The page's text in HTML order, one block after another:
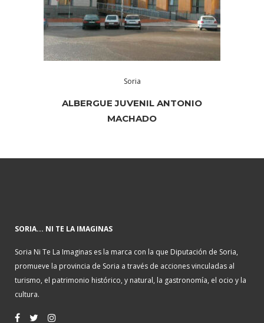
Soria
ALBERGUE JUVENIL ANTONIO
MACHADO
SORIA... NI TE LA IMAGINAS
Soria Ni Te La Imaginas es la marca con la que Diputación de Soria,
promueve la provincia de Soria a través de acciones vinculadas al
turismo, el patrimonio histórico, y natural, la gastronomía, el ocio y la
cultura.